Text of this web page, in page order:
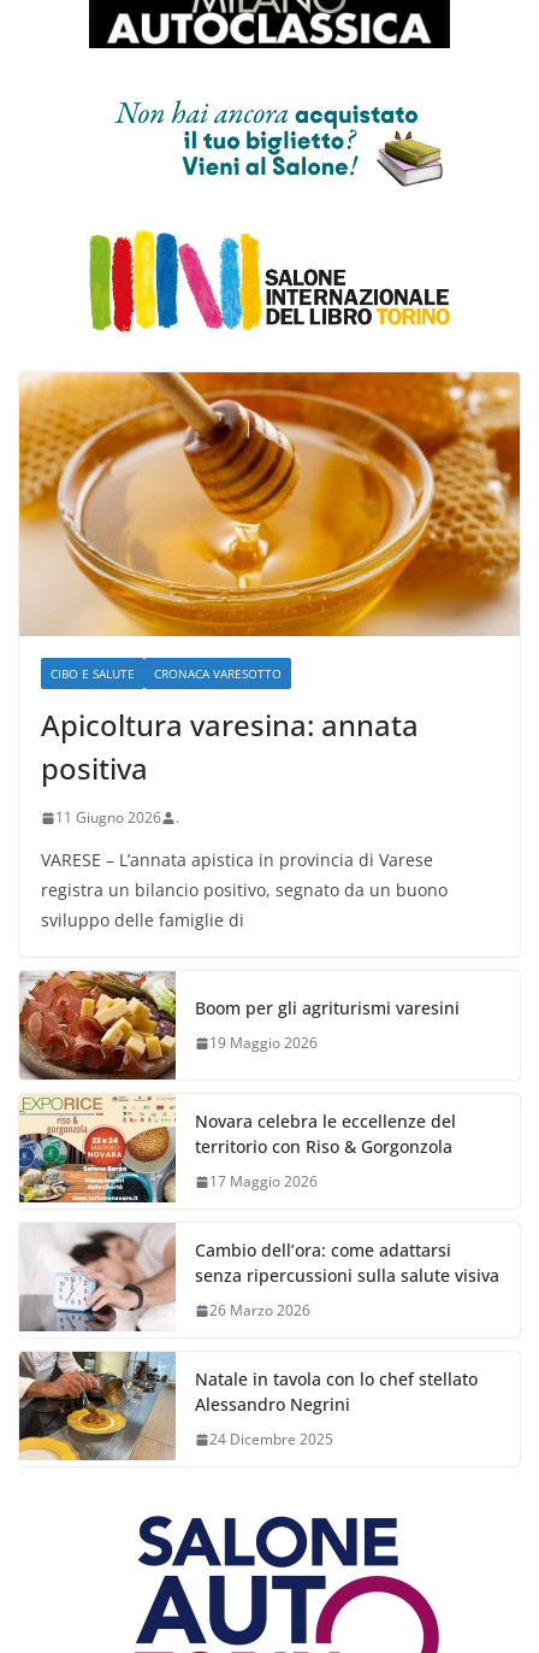
CIBO E SALUTE CRONACA VARESOTTO
Apicoltura varesina: annata
positiva
11 Giugno 2026 .
VARESE – L’annata apistica in provincia di Varese
registra un bilancio positivo, segnato da un buono
sviluppo delle famiglie di
Boom per gli agriturismi varesini
19 Maggio 2026
Novara celebra le eccellenze del
territorio con Riso & Gorgonzola
17 Maggio 2026
Cambio dell’ora: come adattarsi
senza ripercussioni sulla salute visiva
26 Marzo 2026
Natale in tavola con lo chef stellato
Alessandro Negrini
24 Dicembre 2025